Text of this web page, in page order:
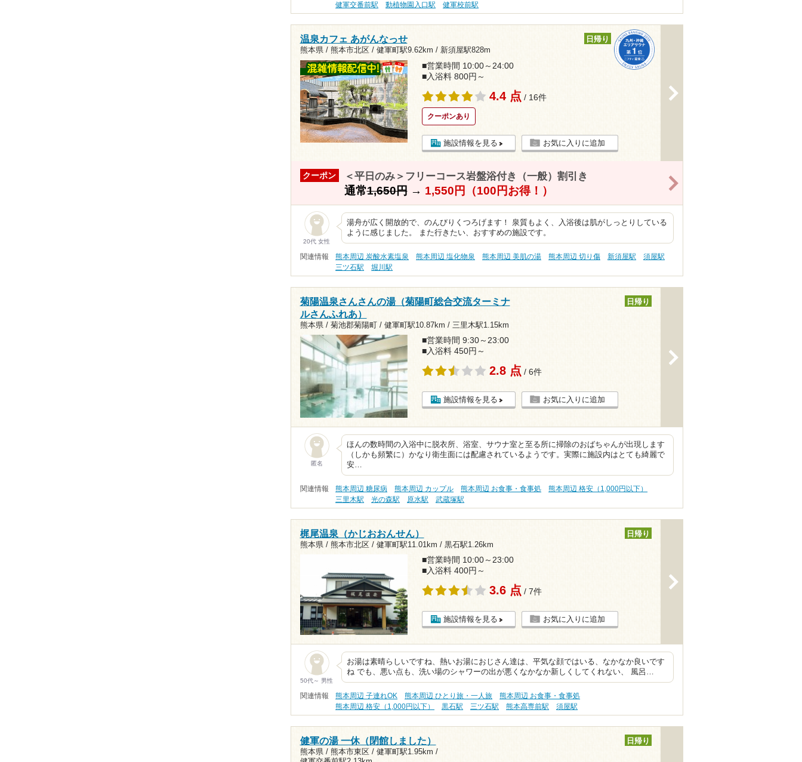
健軍交番前駅
動植物園入口駅 健軍校前駅
温泉カフェ あがんなっせ
熊本県 / 熊本市北区 / 健軍町駅9.62km / 新須屋駅828m
日帰り
■営業時間 10:00～24:00
■入浴料 800円～
4.4 点 / 16件
クーポンあり
施設情報を見る お気に入りに追加
クーポン ＜平日のみ＞フリーコース岩盤浴付き（一般）割引き
通常1,650円→ 1,550円（100円お得！）
20代 女性
湯舟が広く開放的で、のんびりくつろげます！ 泉質もよく、入浴後は肌がしっとりしている
ように感じました。 また行きたい、おすすめの施設です。
関連情報 熊本周辺 炭酸水素塩泉 熊本周辺 塩化物泉 熊本周辺 美肌の湯 熊本周辺 切り傷 新須屋駅
須屋駅
三ツ石駅
堀川駅
菊陽温泉さんさんの湯（菊陽町総合交流ターミナ
ルさんふれあ）
熊本県 / 菊池郡菊陽町 / 健軍町駅10.87km / 三里木駅1.15km
日帰り
■営業時間 9:30～23:00
■入浴料 450円～
2.8 点 / 6件
施設情報を見る お気に入りに追加
匿名
ほんの数時間の入浴中に脱衣所、浴室、サウナ室と至る所に掃除のおばちゃんが出現します
（しかも頻繁に）かなり衛生面には配慮されているようです。実際に施設内はとても綺麗で
安…
関連情報 熊本周辺 糖尿病 熊本周辺 カップル 熊本周辺 お食事・食事処
熊本周辺 格安（1,000円以下）
三里木駅
光の森駅 原水駅 武蔵塚駅
梶尾温泉（かじおおんせん）
熊本県 / 熊本市北区 / 健軍町駅11.01km / 黒石駅1.26km
日帰り
■営業時間 10:00～23:00
■入浴料 400円～
3.6 点 / 7件
施設情報を見る お気に入りに追加
50代～ 男性
お湯は素晴らしいですね、熱いお湯におじさん達は、平気な顔ではいる、なかなか良いです
ね でも、悪い点も、洗い場のシャワーの出が悪くなかなか新しくしてくれない、 風呂…
関連情報 熊本周辺 子連れOK 熊本周辺 ひとり旅・一人旅
熊本周辺 お食事・食事処
熊本周辺 格安（1,000円以下）
黒石駅 三ツ石駅 熊本高専前駅 須屋駅
健軍の湯 一休（閉館しました）
熊本県 / 熊本市東区 / 健軍町駅1.95km /
日帰り